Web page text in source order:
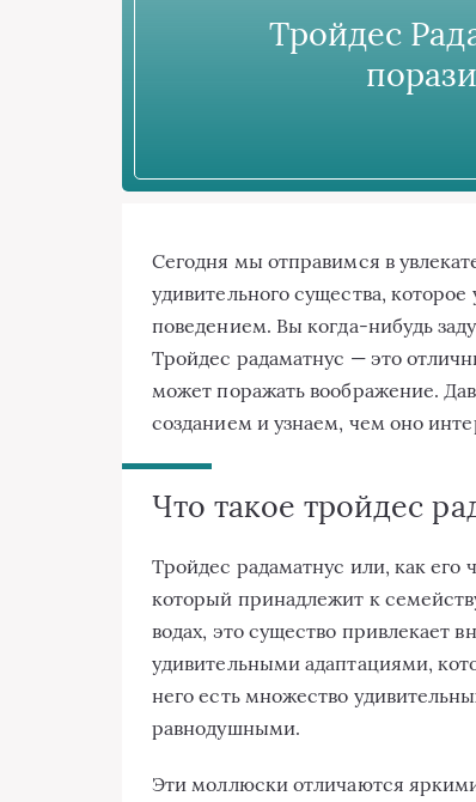
Тройдес
Сегодня мы отправимся в
удивительного существа,
поведением. Вы когда-нибудь
Тройдес радаматнус — это
может поражать воображение.
созданием и узнаем, чем оно
Что такое тройдес
Тройдес радаматнус или, как его
который принадлежит к
водах, это существо привлекает
удивительными адаптациями,
него есть множество
равнодушными.
Эти моллюски отличаются